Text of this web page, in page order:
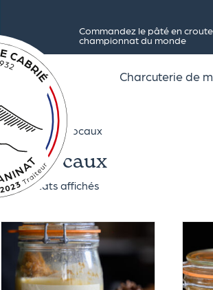
Commandez le pâté en
championnat du monde
Charcuterie de
Accueil/ Les bocaux
Les bocaux
14 résultats affichés